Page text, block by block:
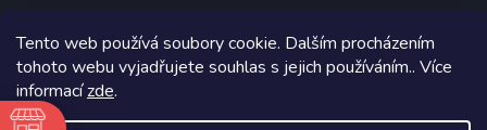
Tento web používá soubory cookie. Dalším procházením
tohoto webu vyjadřujete souhlas s jejich používáním.. Více
informacízde.
Copyright 2026www.prizealize.cz. Všechna práva vyhrazena.
Grafický návrh vytvořil a na Shoptet implementoval
Shoptetak.cz.